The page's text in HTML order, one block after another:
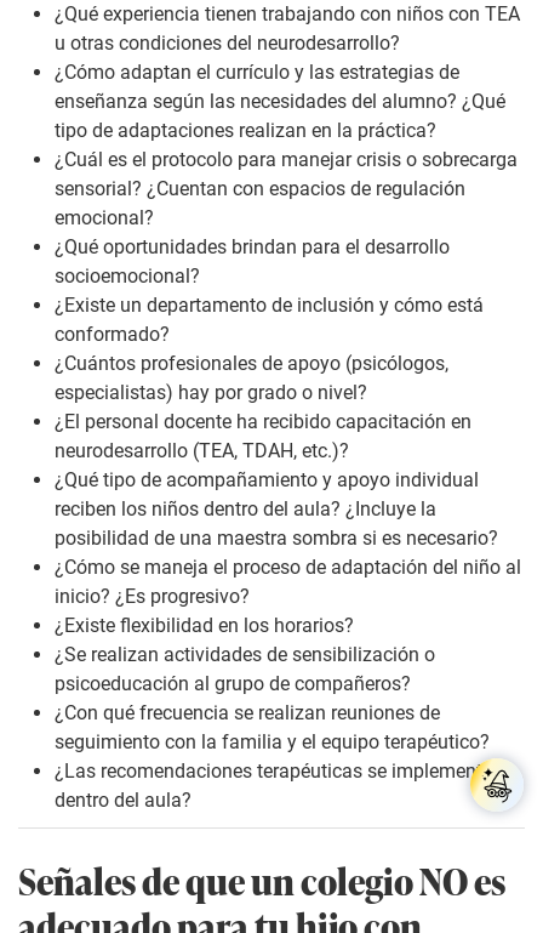
¿Qué experiencia tienen trabajando con niños con TEA
u otras condiciones del neurodesarrollo?
¿Cómo adaptan el currículo y las estrategias de
enseñanza según las necesidades del alumno? ¿Qué
tipo de adaptaciones realizan en la práctica?
¿Cuál es el protocolo para manejar crisis o sobrecarga
sensorial? ¿Cuentan con espacios de regulación
emocional?
¿Qué oportunidades brindan para el desarrollo
socioemocional?
¿Existe un departamento de inclusión y cómo está
conformado?
¿Cuántos profesionales de apoyo (psicólogos,
especialistas) hay por grado o nivel?
¿El personal docente ha recibido capacitación en
neurodesarrollo (TEA, TDAH, etc.)?
¿Qué tipo de acompañamiento y apoyo individual
reciben los niños dentro del aula? ¿Incluye la
posibilidad de una maestra sombra si es necesario?
¿Cómo se maneja el proceso de adaptación del niño al
inicio? ¿Es progresivo?
¿Existe flexibilidad en los horarios?
¿Se realizan actividades de sensibilización o
psicoeducación al grupo de compañeros?
¿Con qué frecuencia se realizan reuniones de
seguimiento con la familia y el equipo terapéutico?
¿Las recomendaciones terapéuticas se implementan
dentro del aula?
Señales de que un colegio NO es